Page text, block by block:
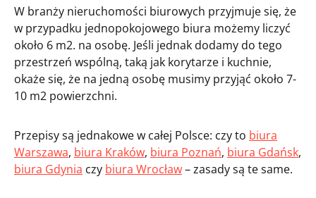
W branży nieruchomości biurowych przyjmuje się, że
w przypadku jednopokojowego biura możemy liczyć
około 6 m2. na osobę. Jeśli jednak dodamy do tego
przestrzeń wspólną, taką jak korytarze i kuchnie,
okaże się, że na jedną osobę musimy przyjąć około 7-
10 m2 powierzchni.
Przepisy są jednakowe w całej Polsce: czy to biura
Warszawa, biura Kraków, biura Poznań, biura Gdańsk,
biura Gdynia czy biura Wrocław– zasady są te same.